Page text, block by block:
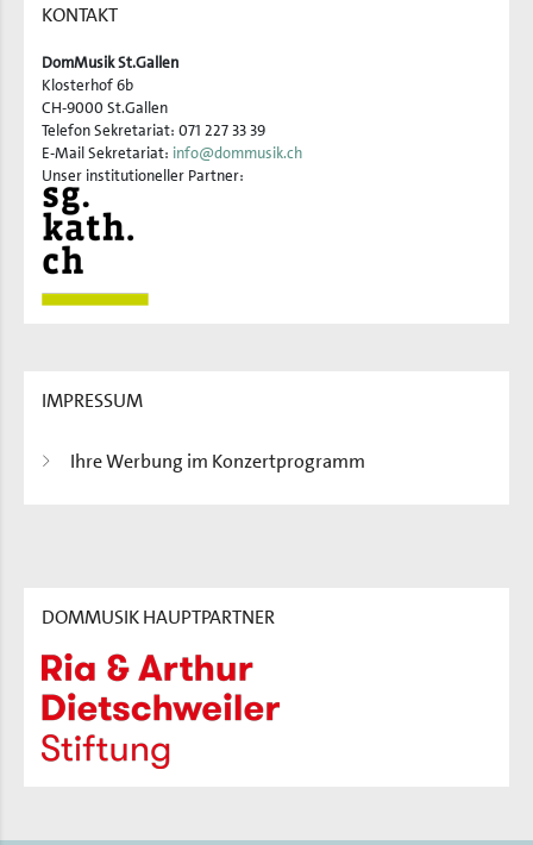
KONTAKT
DomMusik St.Gallen
Klosterhof 6b
CH-9000 St.Gallen
Telefon Sekretariat: 071 227 33 39
E-Mail Sekretariat: info@dommusik.ch
Unser institutioneller Partner:
IMPRESSUM
Ihre Werbung im Konzertprogramm
DOMMUSIK HAUPTPARTNER